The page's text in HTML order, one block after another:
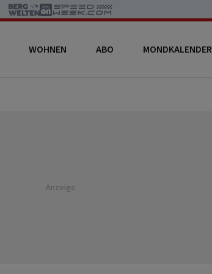
WOHNEN ABO MONDKALENDER
Anzeige